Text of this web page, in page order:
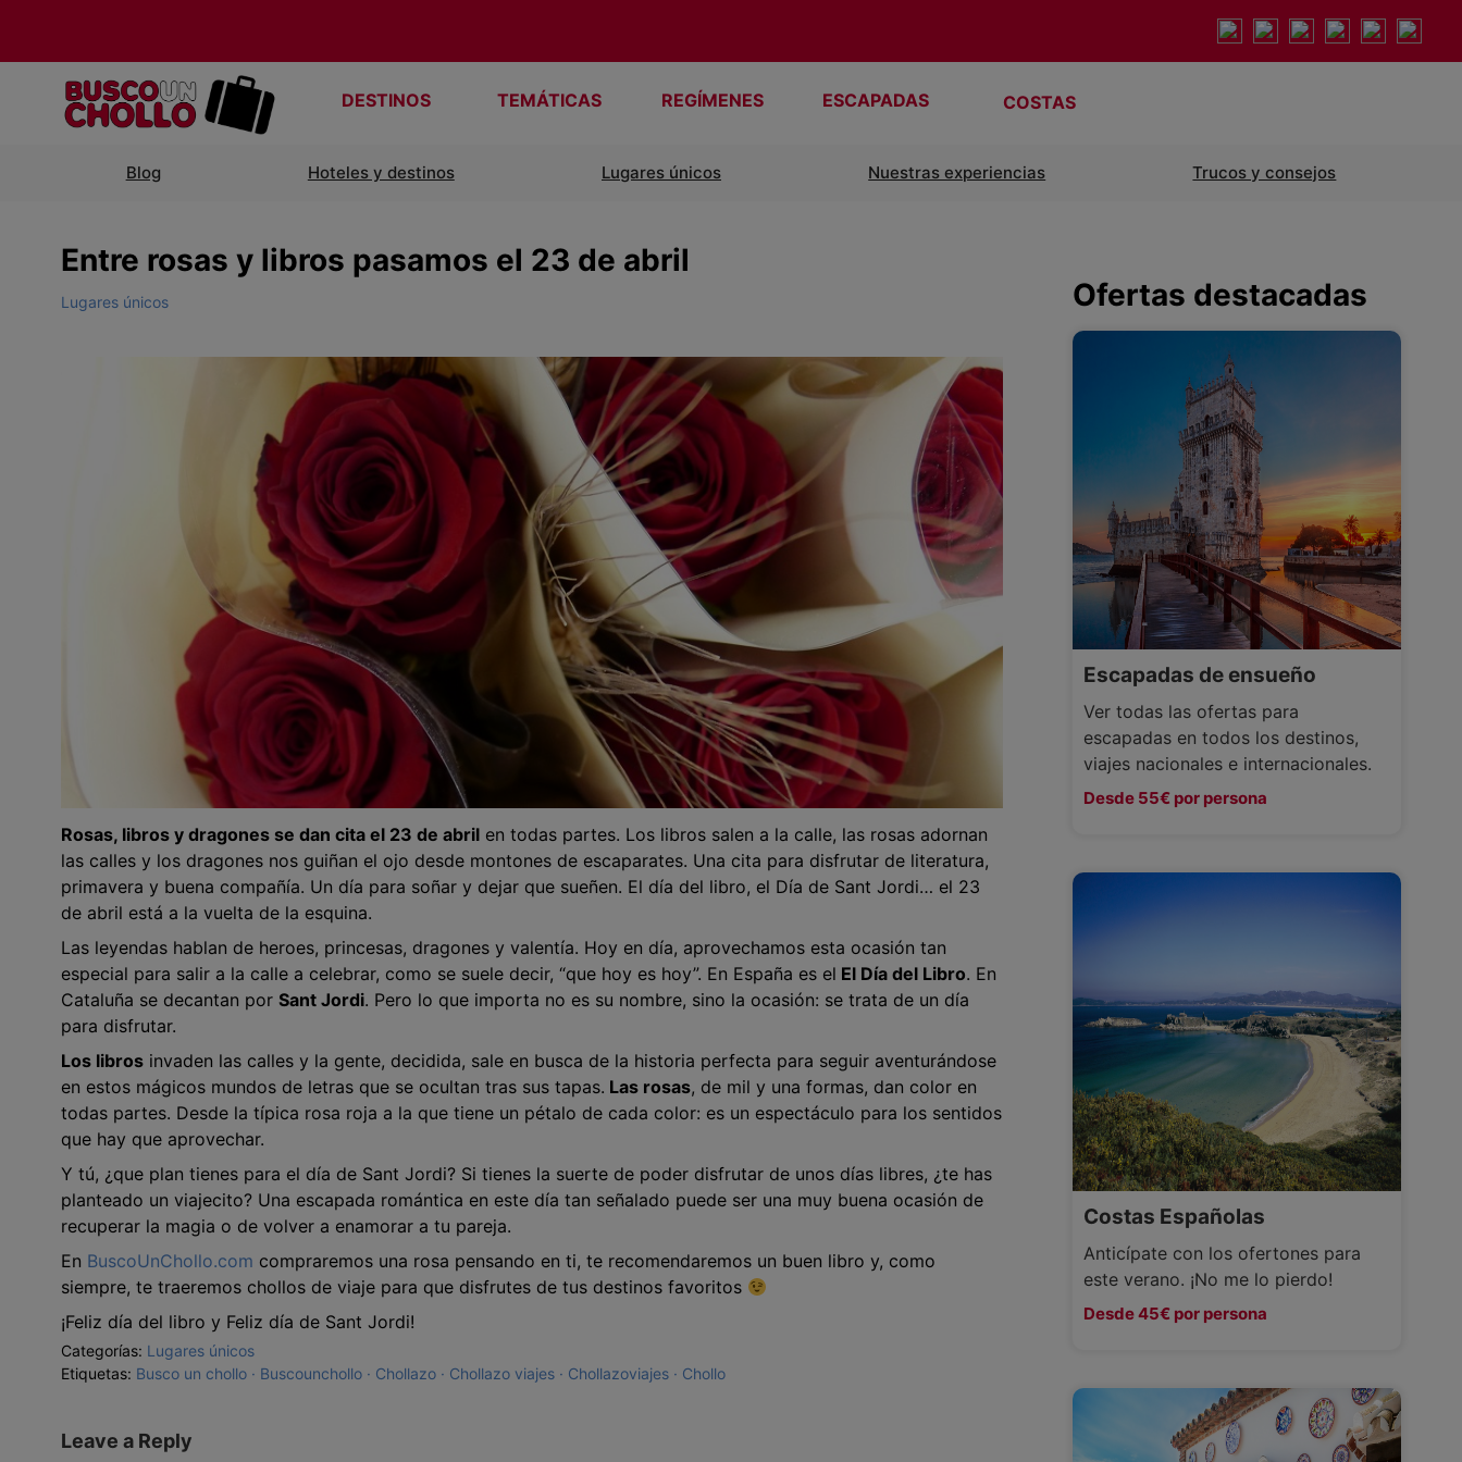
DESTINOS TEMÁTICAS REGÍMENES ESCAPADAS COSTAS
Blog Hoteles y destinos Lugares únicos Nuestras experiencias Trucos y consejos
Entre rosas y libros pasamos el 23 de abril
Lugares únicos
Rosas, libros y dragones se dan cita el 23 de abril en todas partes. Los libros salen a la calle, las rosas adornan
las calles y los dragones nos guiñan el ojo desde montones de escaparates. Una cita para disfrutar de literatura,
primavera y buena compañía. Un día para soñar y dejar que sueñen. El día del libro, el Día de Sant Jordi… el 23
de abril está a la vuelta de la esquina.
Las leyendas hablan de heroes, princesas, dragones y valentía. Hoy en día, aprovechamos esta ocasión tan
especial para salir a la calle a celebrar, como se suele decir, “que hoy es hoy”. En España es el El Día del Libro. En
Cataluña se decantan por Sant Jordi. Pero lo que importa no es su nombre, sino la ocasión: se trata de un día
para disfrutar.
Los libros invaden las calles y la gente, decidida, sale en busca de la historia perfecta para seguir aventurándose
en estos mágicos mundos de letras que se ocultan tras sus tapas. Las rosas, de mil y una formas, dan color en
todas partes. Desde la típica rosa roja a la que tiene un pétalo de cada color: es un espectáculo para los sentidos
que hay que aprovechar.
Y tú, ¿que plan tienes para el día de Sant Jordi? Si tienes la suerte de poder disfrutar de unos días libres, ¿te has
planteado un viajecito? Una escapada romántica en este día tan señalado puede ser una muy buena ocasión de
recuperar la magia o de volver a enamorar a tu pareja.
En BuscoUnChollo.com compraremos una rosa pensando en ti, te recomendaremos un buen libro y, como
siempre, te traeremos chollos de viaje para que disfrutes de tus destinos favoritos
¡Feliz día del libro y Feliz día de Sant Jordi!
Categorías: Lugares únicos
Etiquetas: Busco un chollo Buscounchollo Chollazo Chollazo viajes Chollazoviajes Chollo
Leave a Reply
Ofertas destacadas
Escapadas de ensueño
Ver todas las ofertas para
escapadas en todos los destinos,
viajes nacionales e internacionales.
Desde 55€ por persona
Costas Españolas
Anticípate con los ofertones para
este verano. ¡No me lo pierdo!
Desde 45€ por persona